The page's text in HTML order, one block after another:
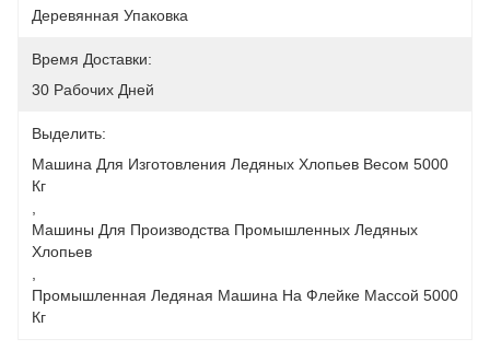
Деревянная Упаковка
Время Доставки:
30 Рабочих Дней
Выделить:
Машина Для Изготовления Ледяных Хлопьев Весом 5000
Кг
Машины Для Производства Промышленных Ледяных
Хлопьев
Промышленная Ледяная Машина На Флейке Массой 5000
Кг